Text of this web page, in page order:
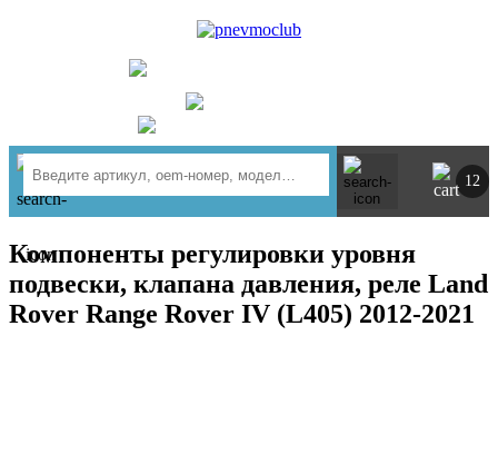
12
Компоненты регулировки уровня
подвески, клапана давления, реле Land
Rover Range Rover IV (L405) 2012-2021